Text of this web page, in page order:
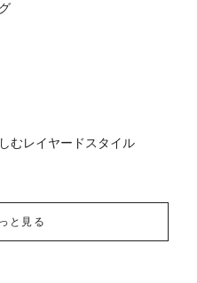
むレイヤードスタイル
と見る